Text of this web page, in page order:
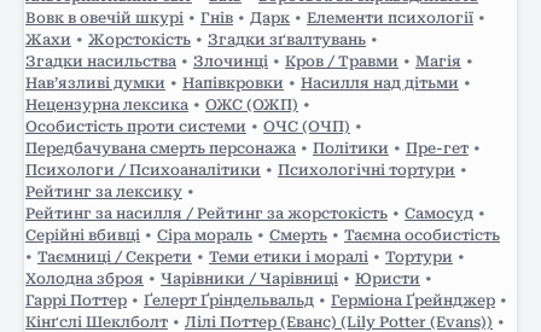
Вовк в овечій шкурі • Гнів • Дарк • Елементи психології •
Жахи • Жорстокість • Згадки зґвалтувань •
Згадки насильства • Злочинці • Кров / Травми • Магія •
Нав’язливі думки • Напівкровки • Насилля над дітьми •
Нецензурна лексика • ОЖС (ОЖП) •
Особистість проти системи • ОЧС (ОЧП) •
Передбачувана смерть персонажа • Політики • Пре-гет •
Психологи / Психоаналітики • Психологічні тортури •
Рейтинг за лексику •
Рейтинг за насилля / Рейтинг за жорстокість • Самосуд •
Серійні вбивці • Сіра мораль • Смерть • Таємна особистість
• Таємниці / Секрети • Теми етики і моралі • Тортури •
Холодна зброя • Чарівники / Чарівниці • Юристи •
Гаррі Поттер • Ґелерт Ґріндельвальд • Герміона Ґрейнджер •
Кінґслі Шеклболт • Лілі Поттер (Еванс) (Lily Potter (Evans)) •